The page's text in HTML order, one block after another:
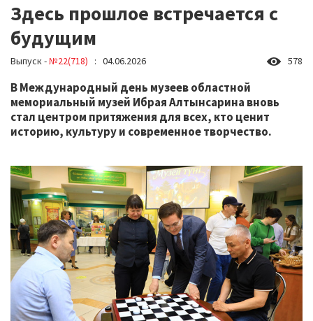
Здесь прошлое встречается с
будущим
Выпуск -№22(718) : 04.06.2026 578
В Международный день музеев областной
мемориальный музей Ибрая Алтынсарина вновь
стал центром притяжения для всех, кто ценит
историю, культуру и современное творчество.